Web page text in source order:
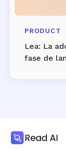
PRODUCT
Lea: La
fase de